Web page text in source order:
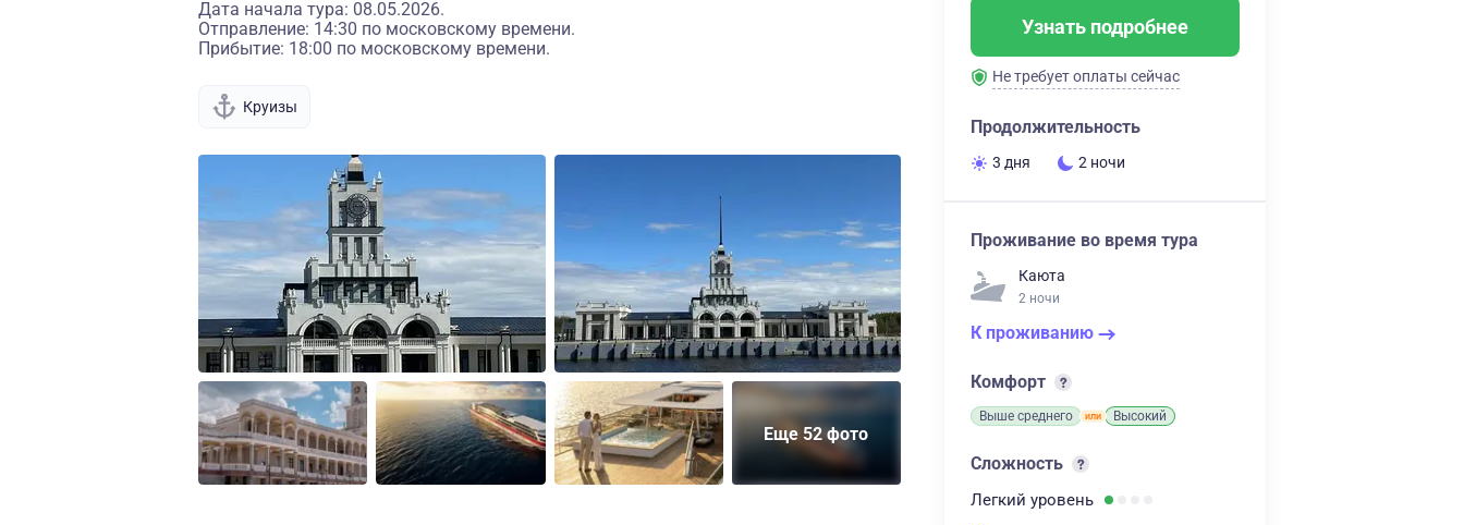
Дата начала тура: 08.05.2026.
Отправление: 14:30 по московскому времени.
Прибытие: 18:00 по московскому времени.
Круизы
Еще 52 фото
Узнать подробнее
Не требует оплаты сейчас
Продолжительность
3 дня 2 ночи
Проживание во время тура
Каюта
2 ночи
К проживанию
Комфорт
Выше среднего Высокий
Сложность
Легкий уровень